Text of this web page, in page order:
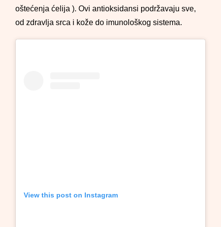
oštećenja ćelija ). Ovi antioksidansi podržavaju sve,
od zdravlja srca i kože do imunološkog sistema.
View this post on Instagram